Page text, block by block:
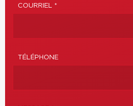
COURRIEL *
TÉLÉPHONE